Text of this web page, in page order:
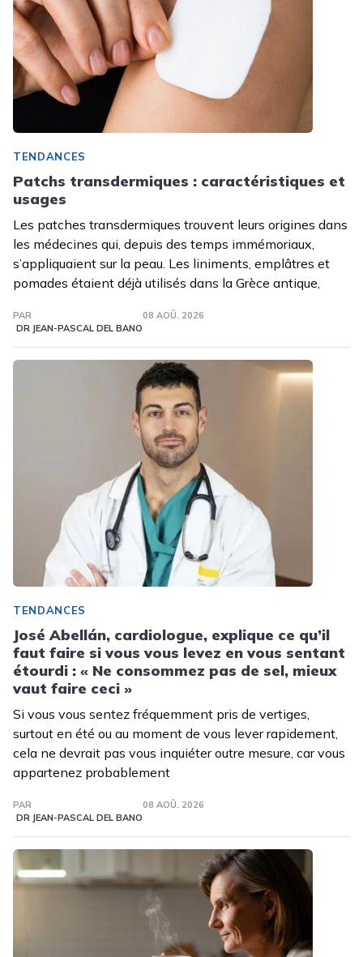
TENDANCES
Patchs transdermiques : caractéristiques et
usages
Les patches transdermiques trouvent leurs origines dans
les médecines qui, depuis des temps immémoriaux,
s’appliquaient sur la peau. Les liniments, emplâtres et
pomades étaient déjà utilisés dans la Grèce antique,
PAR
DR JEAN-PASCAL DEL BANO
08 AOÛ. 2026
TENDANCES
José Abellán, cardiologue, explique ce qu’il
faut faire si vous vous levez en vous sentant
étourdi : « Ne consommez pas de sel, mieux
vaut faire ceci »
Si vous vous sentez fréquemment pris de vertiges,
surtout en été ou au moment de vous lever rapidement,
cela ne devrait pas vous inquiéter outre mesure, car vous
appartenez probablement
PAR
DR JEAN-PASCAL DEL BANO
08 AOÛ. 2026